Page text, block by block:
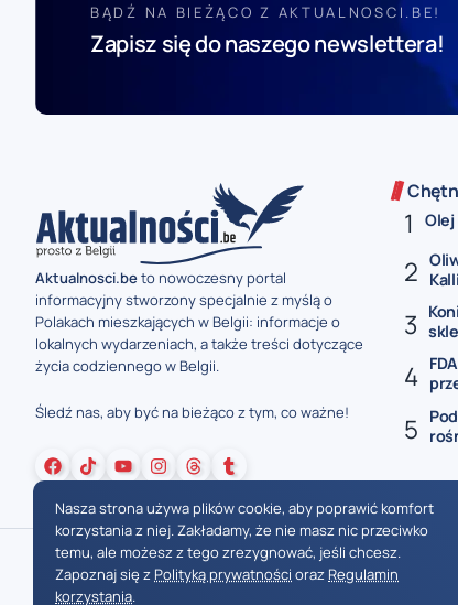
BĄDŹ NA BIEŻĄCO Z AKTUALNOSCI.BE!
Zapisz się do naszego newslettera!
Aktualnosci.beto nowoczesny portal
informacyjny stworzony specjalnie z myślą o
Polakach mieszkających w Belgii: informacje o
lokalnych wydarzeniach, a także treści dotyczące
życia codziennego w Belgii.
Śledź nas, aby być na bieżąco z tym, co ważne!
Olej
Nasza strona używa plików cookie, aby poprawić komfort
korzystania z niej. Zakładamy, że nie masz nic przeciwko
temu, ale możesz z tego zrezygnować, jeśli chcesz.
Zapoznaj się z Polityką prywatności oraz Regulamin
korzystania.